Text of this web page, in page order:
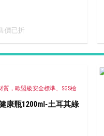
價已折
質，歐盟級安全標準、SGS檢
康瓶1200ml-土耳其綠